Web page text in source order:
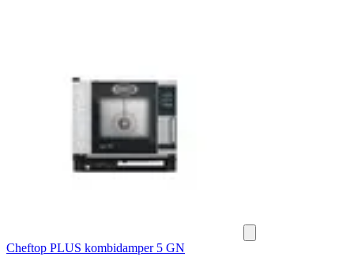
Cheftop PLUS kombidamper 5 GN